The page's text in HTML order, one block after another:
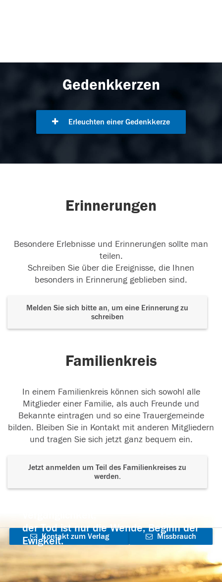
Gedenkkerzen
Erleuchten einer Gedenkkerze
Erinnerungen
Besondere Erlebnisse und Erinnerungen sollte man
teilen.
Schreiben Sie über die Ereignisse, die Ihnen
besonders in Erinnerung geblieben sind.
Melden Sie sich bitte an, um eine Erinnerung zu
schreiben
Familienkreis
In einem Familienkreis können sich sowohl alle
Mitglieder einer Familie, als auch Freunde und
Bekannte eintragen und so eine Trauergemeinde
bilden. Bleiben Sie in Kontakt mit anderen Mitgliedern
und tragen Sie sich jetzt ganz bequem ein.
Jetzt anmelden um Teil des Familienkreises zu
werden.
der Tod ist nur die Wende, Beginn der
Ewigkeit.
Kontakt zum Verlag
aufnehmen
Missbrauch